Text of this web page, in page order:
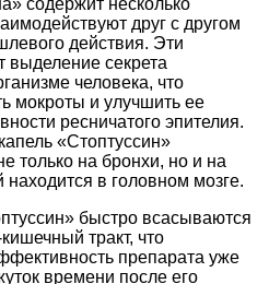
содержит несколько
друг с другом
действия. Эти
выделение секрета
человека, что
мокроты и улучшить ее
ресничатого эпителия.
«Стоптуссин»
только на бронхи, но и на
в головном мозге.
быстро всасываются
тракт, что
препарата уже
времени после его